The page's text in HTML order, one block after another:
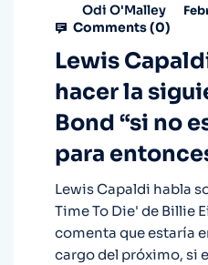
Odi O'Malley
Comments (0)
Lewis
hacer la
Bond “si no
para
Lewis Capaldi habla
Time To Die' de Billie
comenta que estaría
cargo del próximo, si